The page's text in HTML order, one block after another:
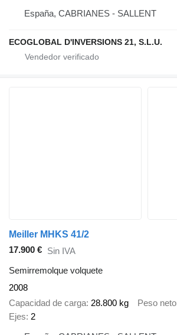
España, CABRIANES - SALLENT
ECOGLOBAL D'INVERSIONS 21, S.L.U.
Meiller MHKS 41/2
17.900 € Sin IVA
Semirremolque volquete
2008
Capacidad de carga 28.800 kg Peso neto
Ejes 2